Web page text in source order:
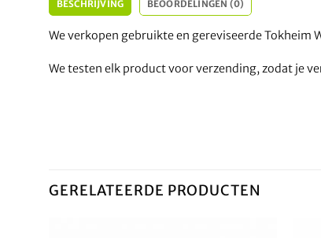
BESCHRIJVING BEOORDELINGEN (0)
We verkopen gebruikte en gereviseerde Tokheim
We testen elk product voor verzending, zodat je
GERELATEERDE PRODUCTEN